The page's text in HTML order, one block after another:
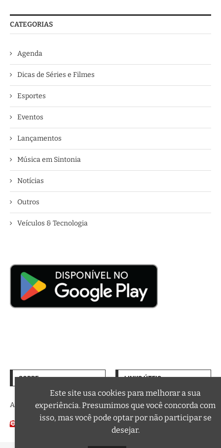
CATEGORIAS
Agenda
Dicas de Séries e Filmes
Esportes
Eventos
Lançamentos
Música em Sintonia
Notícias
Outros
Veículos & Tecnologia
SOBRE
A trilha sonora da sua vida
Email:
LINKS ÚTEIS
Termos de Uso
Política de Privacidade
Podcasts
Este site usa cookies para melhorar a sua
experiência. Presumimos que você concorda com
isso, mas você pode optar por não participar se
desejar.